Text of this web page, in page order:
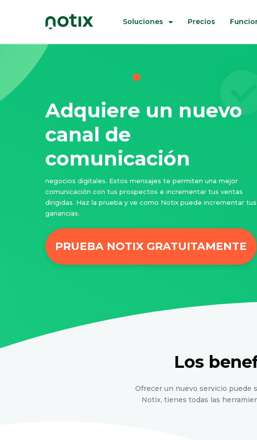
Soluciones Precios
Adquiere un nuevo
canal de
comunicación
negocios digitales. Estos mensajes te permiten una mejor
comunicación con tus prospectos e incrementar tus ventas
dirigidas. Haz la prueba y ve como Notix puede incrementar tus
ganancias.
PRUEBA NOTIX GRATUITAMENTE
Los
Ofrecer un nuevo servicio puede
Notix, tienes todas las